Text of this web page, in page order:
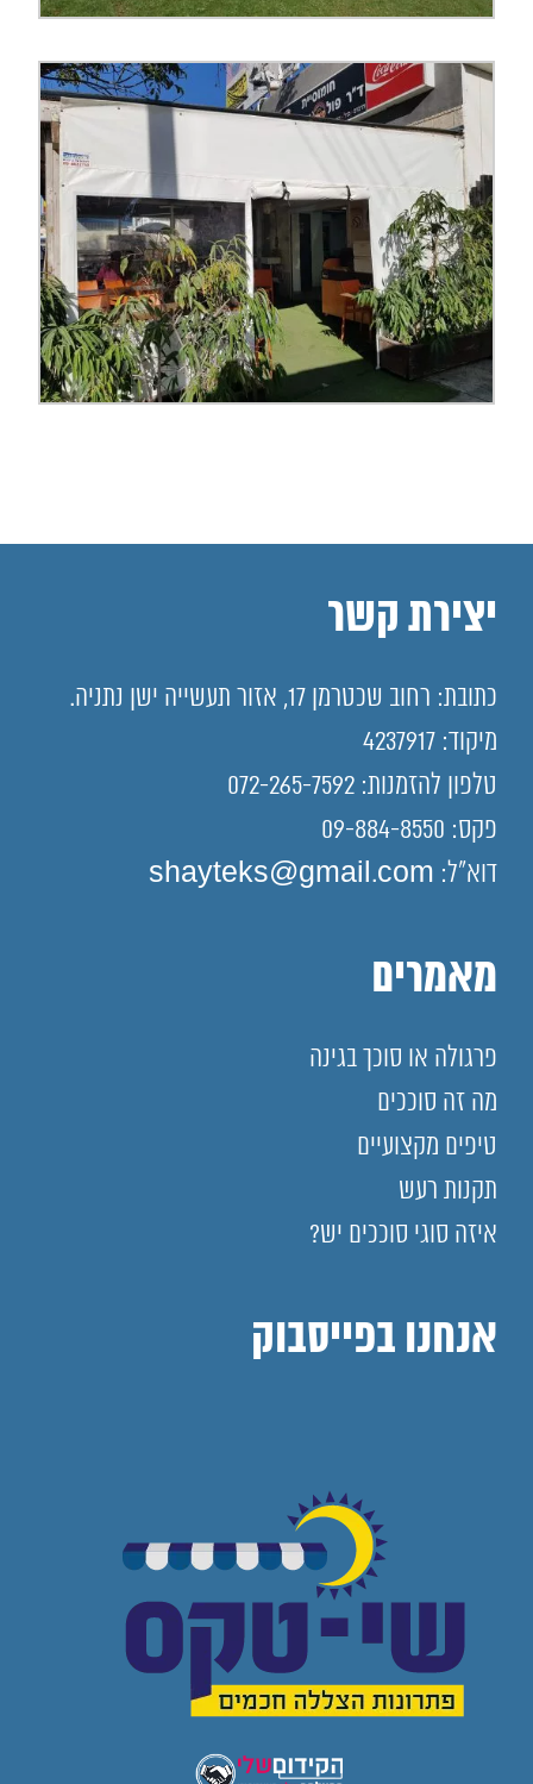
יצירת קשר
כתובת: רחוב שכטרמן 17, אזור תעשייה ישן נתניה.
מיקוד: 4237917
טלפון להזמנות: 072-265-7592
פקס: 09-884-8550
דוא"ל: shayteks@gmail.com
מאמרים
פרגולה או סוכך בגינה
מה זה סוככים
טיפים מקצועיים
תקנות רעש
איזה סוגי סוככים יש?
אנחנו בפייסבוק